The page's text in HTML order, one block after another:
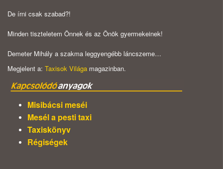
De írni csak szabad?!
Minden tiszteletem Önnek és az Önök gyermekeinek!
Demeter Mihály a szakma leggyengébb láncszeme…
Megjelent a: Taxisok Világa magazinban.
Misibácsi meséi
Mesél a pesti taxi
Taxiskönyv
Régiségek